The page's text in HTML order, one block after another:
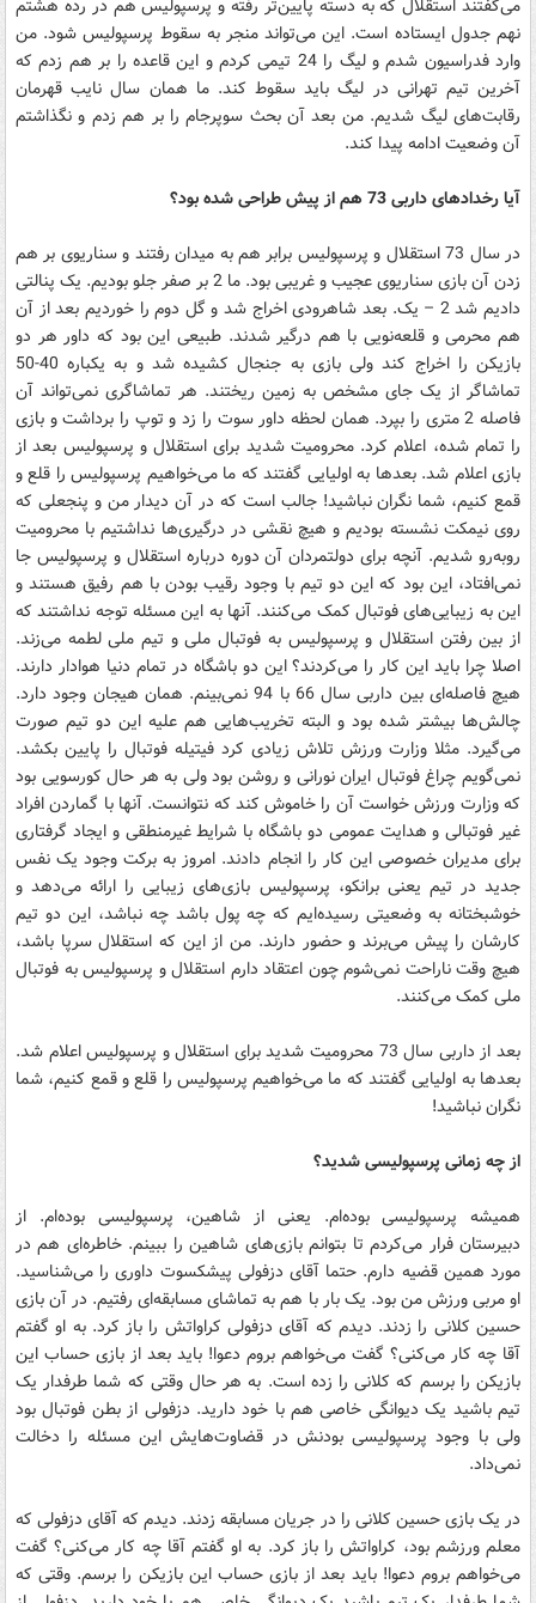
می‌گفتند استقلال که به دسته پایین‌تر رفته و پرسپولیس هم در رده هشتم
نهم جدول ایستاده است. این می‌تواند منجر به سقوط پرسپولیس شود. من
وارد فدراسیون شدم و لیگ را 24 تیمی کردم و این قاعده را بر هم زدم که
آخرین تیم تهرانی در لیگ باید سقوط کند. ما همان سال نایب قهرمان
رقابت‌های لیگ شدیم. من بعد آن بحث سوپرجام را بر هم زدم و نگذاشتم
آن وضعیت ادامه پیدا کند.
آیا رخدادهای داربی 73 هم از پیش طراحی شده بود؟
در سال 73 استقلال و پرسپولیس برابر هم به میدان رفتند و سناریوی بر هم
زدن آن بازی سناریوی عجیب و غریبی بود. ما 2 بر صفر جلو بودیم. یک پنالتی
دادیم شد 2 – یک. بعد شاهرودی اخراج شد و گل دوم را خوردیم بعد از آن
هم محرمی و قلعه‌نویی با هم درگیر شدند. طبیعی این بود که داور هر دو
بازیکن را اخراج کند ولی بازی به جنجال کشیده شد و به یکباره 40-50
تماشاگر از یک جای مشخص به زمین ریختند. هر تماشاگری نمی‌تواند آن
فاصله 2 متری را بپرد. همان لحظه داور سوت را زد و توپ را برداشت و بازی
را تمام شده، اعلام کرد. محرومیت شدید برای استقلال و پرسپولیس بعد از
بازی اعلام شد. بعدها به اولیایی گفتند که ما می‌خواهیم پرسپولیس را قلع‌ و
قمع کنیم، شما نگران نباشید! جالب است که در آن دیدار من و پنجعلی که
روی نیمکت نشسته بودیم و هیچ نقشی در درگیری‌ها نداشتیم با محرومیت
روبه‌رو شدیم. آنچه برای دولتمردان آن دوره درباره استقلال و پرسپولیس جا
نمی‌افتاد، این بود که این دو تیم با وجود رقیب بودن با هم رفیق هستند و
این به زیبایی‌های فوتبال کمک می‌کنند. آنها به این مسئله توجه نداشتند که
از بین رفتن استقلال و پرسپولیس به فوتبال ملی و تیم ملی لطمه می‌زند.
اصلا چرا باید این کار را می‌کردند؟ این دو باشگاه در تمام دنیا هوادار دارند.
هیچ فاصله‌ای بین داربی سال 66 با 94 نمی‌بینم. همان هیجان وجود دارد.
چالش‌ها بیشتر شده بود و البته تخریب‌هایی هم علیه این دو تیم صورت
می‌گیرد. مثلا وزارت ورزش تلاش زیادی کرد فیتیله فوتبال را پایین بکشد.
نمی‌گویم چراغ فوتبال ایران نورانی و روشن بود ولی به هر حال کورسویی بود
که وزارت ورزش خواست آن را خاموش کند که نتوانست. آنها با گماردن افراد
غیر فوتبالی و هدایت عمومی دو باشگاه با شرایط غیرمنطقی و ایجاد گرفتاری
برای مدیران خصوصی این کار را انجام دادند. امروز به برکت وجود یک نفس
جدید در تیم یعنی برانکو، پرسپولیس بازی‌های زیبایی را ارائه می‌دهد و
خوشبختانه به وضعیتی رسیده‌ایم که چه پول باشد چه نباشد، این دو تیم
کارشان را پیش می‌برند و حضور دارند. من از این که استقلال سرپا باشد،
هیچ وقت ناراحت نمی‌شوم چون اعتقاد دارم استقلال و پرسپولیس به فوتبال
ملی کمک می‌کنند.
بعد از داربی سال 73 محرومیت شدید برای استقلال و پرسپولیس اعلام شد.
بعدها به اولیایی گفتند که ما می‌خواهیم پرسپولیس را قلع‌ و قمع کنیم، شما
نگران نباشید!
از چه زمانی پرسپولیسی شدید؟
همیشه پرسپولیسی بوده‌ام. یعنی از شاهین، پرسپولیسی بوده‌ام. از
دبیرستان فرار می‌کردم تا بتوانم بازی‌های شاهین را ببینم. خاطره‌ای هم در
مورد همین قضیه دارم. حتما آقای دزفولی پیشکسوت داوری را می‌شناسید.
او مربی ورزش من بود. یک بار با هم به تماشای مسابقه‌ای رفتیم. در آن بازی
حسین کلانی را زدند. دیدم که آقای دزفولی کراواتش را باز کرد. به او گفتم
آقا چه کار می‌کنی؟ گفت می‌خواهم بروم دعوا! باید بعد از بازی حساب این
بازیکن را برسم که کلانی را زده است. به هر حال وقتی که شما طرفدار یک
تیم باشید یک دیوانگی خاصی هم با خود دارید. دزفولی از بطن فوتبال بود
ولی با وجود پرسپولیسی بودنش در قضاوت‌هایش این مسئله را دخالت
نمی‌داد.
در یک بازی حسین کلانی را در جریان مسابقه زدند. دیدم که آقای دزفولی که
معلم ورزشم بود، کراواتش را باز کرد. به او گفتم آقا چه کار می‌کنی؟ گفت
می‌خواهم بروم دعوا! باید بعد از بازی حساب این بازیکن را برسم. وقتی که